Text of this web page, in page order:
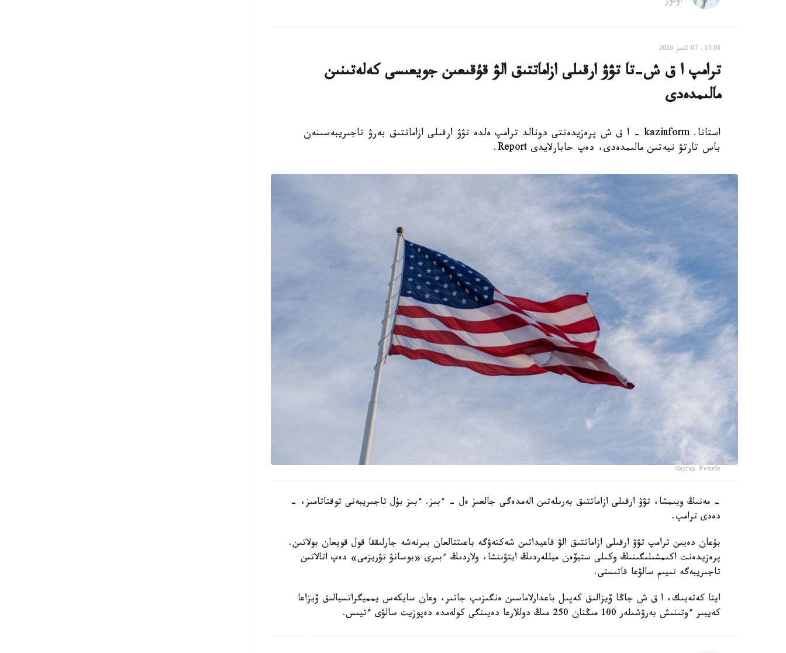
17:08, 07 تامىز 2026
ترامپ ا ق ش-تا تۋۋ ارقىلى ازاماتتىق الۋ قۇقىعىن جويعىسى كەلەتىنىن
مالىمدەدى
استانا. kazinform - ا ق ش پرەزيدەنتى دونالد ترامپ ەلدە تۋۋ ارقىلى ازاماتتىق بەرۋ تاجىريبەسىنەن
باس تارتۋ نيەتىن مالىمدەدى، دەپ حابارلايدى Report.
Фото: Pexels
- مەنىڭ ويىمشا، تۋۋ ارقىلى ازاماتتىق بەرىلەتىن الەمدەگى جالعىز ەل - ءبىز. ءبىز بۇل تاجىريبەنى توقتاتامىز، -
دەدى ترامپ.
بۇعان دەيىن ترامپ تۋۋ ارقىلى ازاماتتىق الۋ قاعيداتىن شەكتەۋگە باعىتتالعان بىرنەشە جارلىققا قول قويعان بولاتىن.
پرەزيدەنت اكىمشىلىگىنىڭ وكىلى ستيۆەن ميللەردىڭ ايتۋىنشا، ولاردىڭ ءبىرى «بوسانۋ تۋريزمى» دەپ اتالاتىن
تاجىريبەگە تىيىم سالۋعا قاتىستى.
ايتا كەتەيىك، ا ق ش جاڭا ۆيزالىق كەپىل باعدارلاماسىن ەنگىزىپ جاتىر، وعان سايكەس يمميگراتسيالىق ۆيزاعا
كەيبىر ءوتىنىش بەرۋشىلەر 100 مىڭنان 250 مىڭ دوللارعا دەيىنگى كولەمدە دەپوزيت سالۋى ءتيىس.